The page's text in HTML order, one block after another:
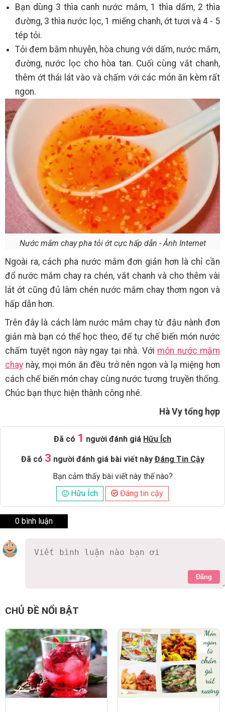
Bạn dùng 3 thìa canh nước mắm, 1 thìa dấm, 2 thìa
đường, 3 thìa nước lọc, 1 miếng chanh, ớt tươi và 4 - 5
tép tỏi.
Tỏi đem bằm nhuyễn, hòa chung với dấm, nước mắm,
đường, nước lọc cho hòa tan. Cuối cùng vắt chanh,
thêm ớt thái lát vào và chấm với các món ăn kèm rất
ngon.
Nước mắm chay pha tỏi ớt cực hấp dẫn - Ảnh Internet
Ngoài ra, cách pha nước mắm đơn giản hơn là chỉ cần
đổ nước mắm chay ra chén, vắt chanh và cho thêm vài
lát ớt cũng đủ làm chén nước mắm chay thơm ngon và
hấp dẫn hơn.
Trên đây là cách làm nước mắm chay từ đậu nành đơn
giản mà bạn có thể học theo, để tự chế biến món nước
chấm tuyệt ngon này ngay tại nhà. Với món nước mắm
chay này, mọi món ăn đều trở nên ngon và lạ miệng hơn
cách chế biến món chay cùng nước tương truyền thống.
Chúc bạn thực hiện thành công nhé.
Hà Vy tổng hợp
Đã có 1 người đánh giá Hữu Ích
Đã có 3 người đánh giá bài viết này Đáng Tin Cậy
Bạn cảm thấy bài viết này thế nào?
Hữu Ích
Đáng tin cậy
0 bình luận
Đăng
CHỦ ĐỀ NỔI BẬT